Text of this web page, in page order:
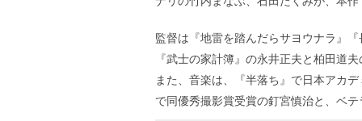
監督は『地雷を踏んだらサヨウナラ』
『武士の家計簿』の永井正夫と柏田道
また、音楽は、『半落ち』で日本アカ
で同優秀撮影賞受賞の釘宮慎治と、ベ